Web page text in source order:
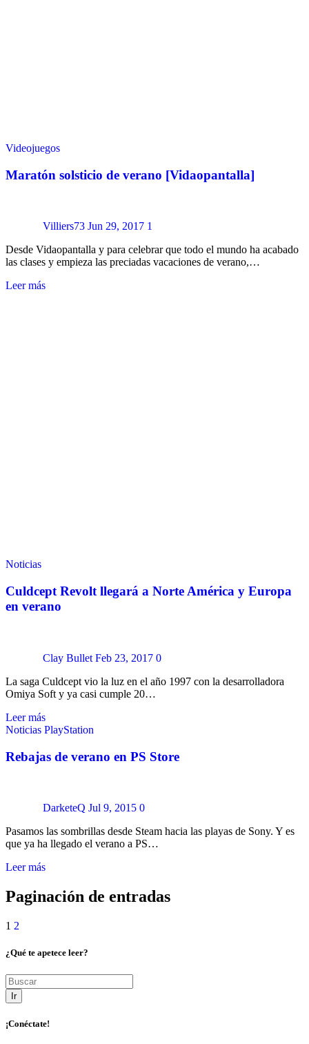
Videojuegos
Maratón solsticio de verano [Vidaopantalla]
Villiers73 Jun 29, 2017 1
Desde Vidaopantalla y para celebrar que todo el mundo ha acabado
las clases y empieza las preciadas vacaciones de verano,…
Leer más
Noticias
Culdcept Revolt llegará a Norte América y Europa
en verano
Clay Bullet Feb 23, 2017 0
La saga Culdcept vio la luz en el año 1997 con la desarrolladora
Omiya Soft y ya casi cumple 20…
Leer más
Noticias PlayStation
Rebajas de verano en PS Store
DarketeQ Jul 9, 2015 0
Pasamos las sombrillas desde Steam hacia las playas de Sony. Y es
que ya ha llegado el verano a PS…
Leer más
Paginación de entradas
1 2
¿Qué te apetece leer?
Ir
¡Conéctate!